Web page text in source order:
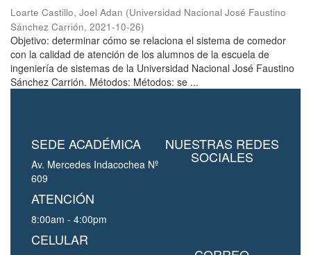
Loarte Castillo, Joel Adan (Universidad Nacional José Faustino
Sánchez Carrión, 2021-10-26)
Objetivo: determinar cómo se relaciona el sistema de comedor
con la calidad de atención de los alumnos de la escuela de
ingeniería de sistemas de la Universidad Nacional José Faustino
Sánchez Carrión. Métodos: Métodos: se ...
SEDE ACADÉMICA
Av. Mercedes Indacochea Nº
609
ATENCIÓN
8:00am - 4:00pm
CELULAR
NUESTRAS REDES
SOCIALES